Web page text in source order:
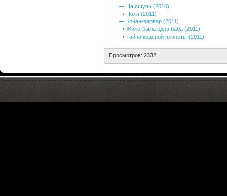
На ощупь (2010)
Поля (2011)
Конан-варвар (2011)
Жила-была одна баба (2011)
Тайна красной планеты (2011)
Просмотров: 2332